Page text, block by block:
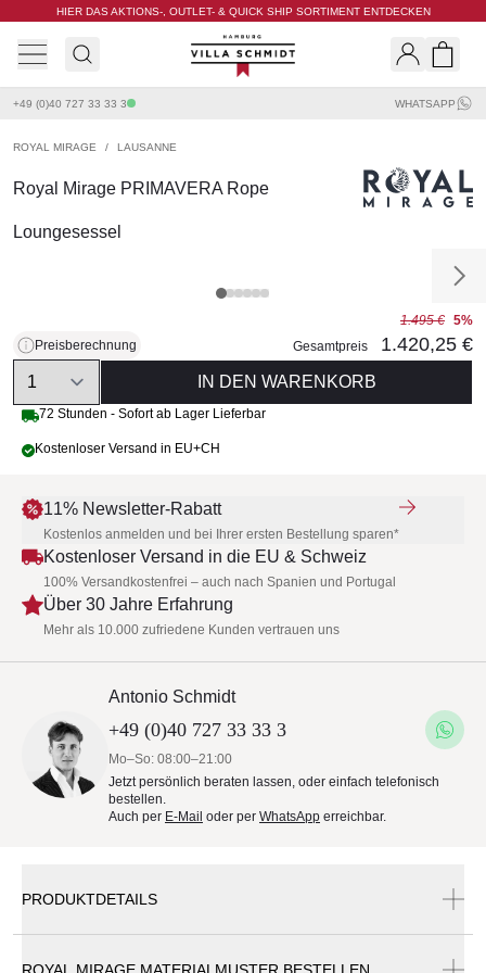
HIER DAS AKTIONS-, OUTLET- & QUICK SHIP SORTIMENT ENTDECKEN
Villa Schmidt
+49 (0)40 727 33 33 3 WHATSAPP
ROYAL MIRAGE / LAUSANNE
Royal Mirage PRIMAVERA Rope
Loungesessel
Preisberechnung
1.495 € 5%
Gesamtpreis
1.420,25 €
Quantity
IN DEN WARENKORB
72 Stunden - Sofort ab Lager Lieferbar
Kostenloser Versand in EU+CH
11% Newsletter-Rabatt
Kostenlos anmelden und bei Ihrer ersten Bestellung sparen*
Kostenloser Versand in die EU & Schweiz
100% Versandkostenfrei – auch nach Spanien und Portugal
Über 30 Jahre Erfahrung
Mehr als 10.000 zufriedene Kunden vertrauen uns
Antonio Schmidt
+49 (0)40 727 33 33 3
Mo–So: 08:00–21:00
Jetzt persönlich beraten lassen, oder einfach telefonisch
bestellen.
Auch per E-Mail oder per WhatsApp erreichbar.
PRODUKTDETAILS
ROYAL MIRAGE MATERIALMUSTER BESTELLEN